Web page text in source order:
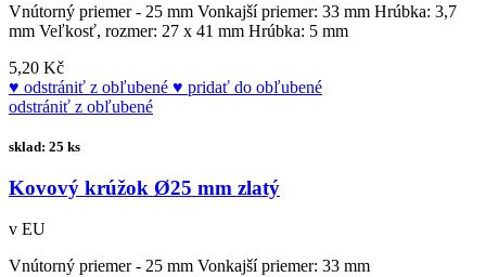
Vnútorný priemer - 25 mm Vonkajší priemer: 33 mm Hrúbka: 3,7
mm Veľkosť, rozmer: 27 x 41 mm Hrúbka: 5 mm
5,20 Kč
odstrániť z obľubené
pridať do obľubené
odstrániť z obľubené
sklad: 25 ks
Kovový krúžok Ø25 mm zlatý
v EU
Vnútorný priemer - 25 mm Vonkajší priemer: 33 mm